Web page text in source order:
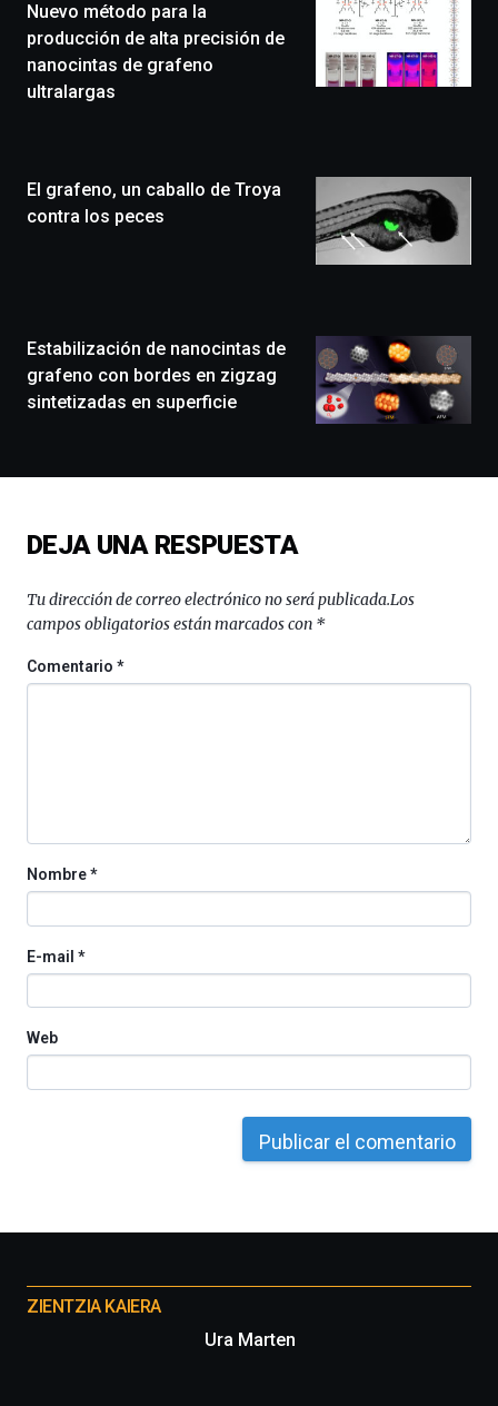
novena
edición
de
Zientzia
festival
que
exposiciones,
conferencias,
docufórums
ciencia
de
al
octubre.
La
Nuevo método para la
producción de alta precisión de
nanocintas de grafeno
ultralargas
El grafeno, un caballo de Troya
contra los peces
Estabilización de nanocintas de
grafeno con bordes en zigzag
sintetizadas en superficie
DEJA UNA RESPUESTA
Tu dirección de correo electrónico no será publicada.Los
campos obligatorios están marcados con *
Comentario*
Nombre*
E-mail *
Web
proyectos
ZIENTZIA KAIERA
Ura Marten